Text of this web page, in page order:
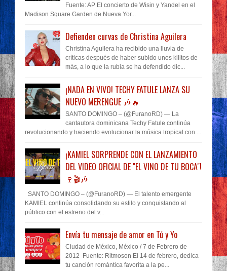
Fuente: AP El concierto de Wisin y Yandel en el
Madison Square Garden de Nueva Yor...
Defienden curvas de Christina Aguilera
Christina Aguilera ha recibido una lluvia de
críticas después de haber subido unos kilitos de
más, a lo que la rubia se ha defendido dic...
¡NADA EN VIVO! TECHY FATULE LANZA SU
NUEVO MERENGUE 🎶🔥
SANTO DOMINGO – (@FuranoRD) — La
cantautora dominicana Techy Fatule continúa
revolucionando y haciendo evolucionar la música tropical con ...
¡KAMIEL SORPRENDE CON EL LANZAMIENTO
DEL VIDEO OFICIAL DE "EL VINO DE TU BOCA"!
🍷🎬🎶
SANTO DOMINGO – (@FuranoRD) — El talento emergente
KAMIEL continúa consolidando su estilo y conquistando al
público con el estreno del v...
Envía tu mensaje de amor en Tú y Yo
Ciudad de México, México / 7 de Febrero de
2012 Fuente: Ritmoson El 14 de febrero, dedica
tu canción romántica favorita a la pe...